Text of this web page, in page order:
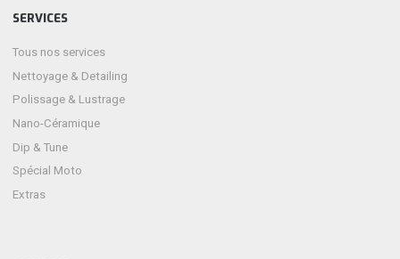
SERVICES
Tous nos services
Nettoyage & Detailing
Polissage & Lustrage
Nano-Céramique
Dip & Tune
Spécial Moto
Extras